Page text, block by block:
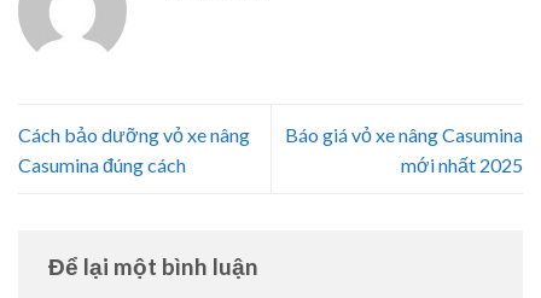
Cách bảo dưỡng vỏ xe nâng
Casumina đúng cách
Báo giá vỏ xe nâng Casumina
mới nhất 2025
Để lại một bình luận